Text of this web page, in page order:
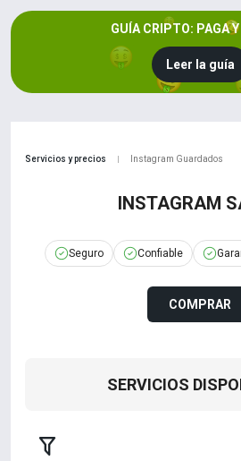
GUÍA CRIPTO: PAGA
Leer la guía
Servicios y precios Instagram Guardados
INSTAGRAM
Seguro Confiable
COMPRAR
SERVICIOS